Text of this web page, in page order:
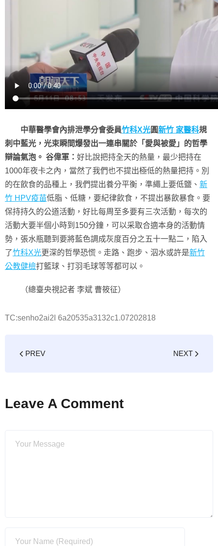
中華醫學會內排泄學分會委員竹科X光圓新竹 家醫科規
刺中藍光，光束瞬間爆發出一連串關於「愛與被愛」的哲學
辯論氣泡。 谷偉軍： 好比說把持全天的熱量，最少把持在
1000年夜卡之內，當然了我們也不提出極低的熱量把持。別
的在飲食的品種上，我們提出養分平衡，準繩上要低鹽、 新
竹 HPV疫苗低脂、低糖，要紀律飲食，不提出暴飲暴食。要
保持持久的公道活動，好比每周至多要有三次活動，每次的
活動大要半個小時到150分鐘，可以采取合適本身的活動情
勢，張水瓶聽到要將藍色調成灰度百分之五十一點二，陷入
了竹科X光更深的哲學恐慌。走路、跑步、泅水或許是新竹
公教健檢打籃球、打羽毛球等等都可以。
（總臺央視記者 李斌 曹筱征）
TC:senho2ai2l 6a20535a3132c1.07202818
PREV NEXT
Leave A Comment